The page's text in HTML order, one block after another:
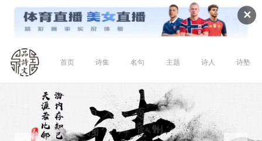
✕
首页 诗集 名句 主题 诗人 诗塾